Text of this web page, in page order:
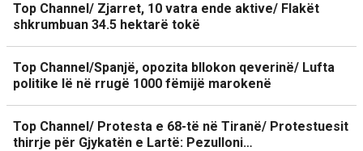
Top Channel/ Zjarret, 10 vatra ende aktive/ Flakët
shkrumbuan 34.5 hektarë tokë
Top Channel/Spanjë, opozita bllokon qeverinë/ Lufta
politike lë në rrugë 1000 fëmijë marokenë
Top Channel/ Protesta e 68-të në Tiranë/ Protestuesit
thirrje për Gjykatën e Lartë: Pezulloni…